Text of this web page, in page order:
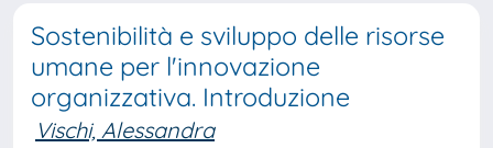
Sostenibilità e sviluppo delle risorse
umane per l'innovazione
organizzativa. Introduzione
Vischi, Alessandra